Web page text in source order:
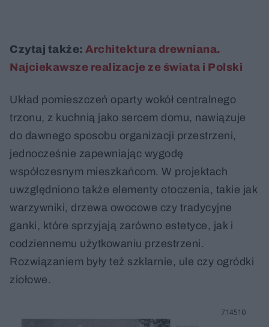
Czytaj także: Architektura drewniana.
Najciekawsze realizacje ze świata i Polski
Układ pomieszczeń oparty wokół centralnego
trzonu, z kuchnią jako sercem domu, nawiązuje
do dawnego sposobu organizacji przestrzeni,
jednocześnie zapewniając wygodę
współczesnym mieszkańcom. W projektach
uwzględniono także elementy otoczenia, takie jak
warzywniki, drzewa owocowe czy tradycyjne
ganki, które sprzyjają zarówno estetyce, jak i
codziennemu użytkowaniu przestrzeni.
Rozwiązaniem były też szklarnie, ule czy ogródki
ziołowe.